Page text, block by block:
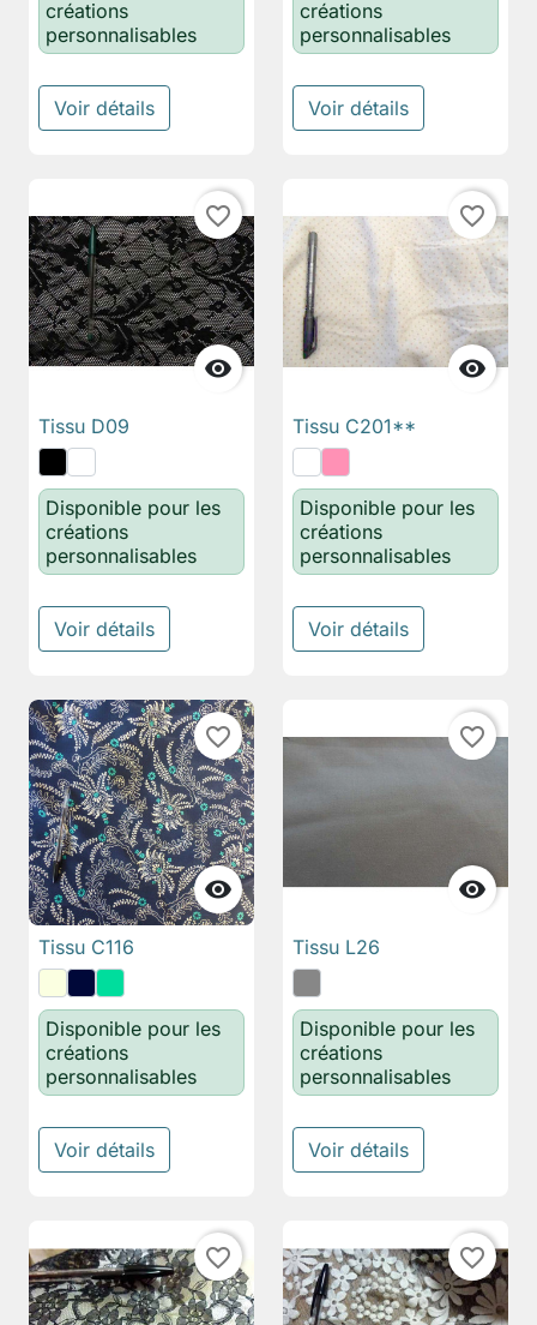
créations
personnalisables
Voir détails
créations
personnalisables
Voir détails

favorite_border
Tissu D09
Disponible pour les
créations
personnalisables
Voir détails

favorite_border
Tissu C201**
Disponible pour les
créations
personnalisables
Voir détails

favorite_border
Tissu C116
Disponible pour les
créations
personnalisables
Voir détails

favorite_border
Tissu L26
Disponible pour les
créations
personnalisables
Voir détails
favorite_border favorite_border